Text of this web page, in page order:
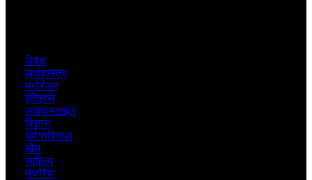
विदेश
अर्थशास्त्र
मनोरंजन
इतिहास
लाइफस्टाइल
विज्ञान
धर्म/राशिफल
खेल
साहित्य
नजरिया